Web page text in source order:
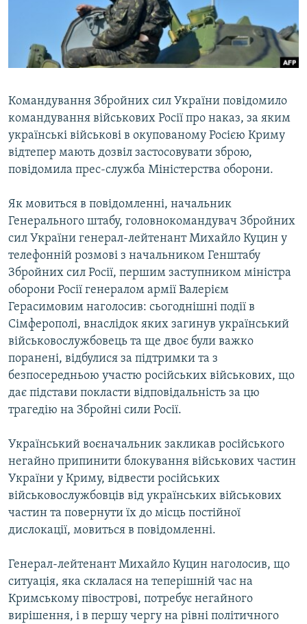
ВІДЕОУРОКИ «ELIFBE»
СВІДЧЕННЯ ОКУПАЦІЇ
УКРАЇНСЬКА ПРОБЛЕМА КРИМУ
Qırımtatar
Усі сайти RFE/RL
Командування Збройних сил України повідомило
командування військових Росії про наказ, за яким
українські військові в окупованому Росією Криму
відтепер мають дозвіл застосовувати зброю,
повідомила прес-служба Міністерства оборони.
Як мовиться в повідомленні, начальник
Генерального штабу, головнокомандувач Збройних
сил України генерал-лейтенант Михайло Куцин у
телефонній розмові з начальником Генштабу
Збройних сил Росії, першим заступником міністра
оборони Росії генералом армії Валерієм
Герасимовим наголосив: сьогоднішні події в
Сімферополі, внаслідок яких загинув український
військовослужбовець та ще двоє були важко
поранені, відбулися за підтримки та з
безпосередньою участю російських військових, що
дає підстави покласти відповідальність за цю
трагедію на Збройні сили Росії.
Український воєначальник закликав російського
негайно припинити блокування військових частин
України у Криму, відвести російських
військовослужбовців від українських військових
частин та повернути їх до місць постійної
дислокації, мовиться в повідомленні.
Генерал-лейтенант Михайло Куцин наголосив, що
ситуація, яка склалася на теперішній час на
Кримському півострові, потребує негайного
вирішення, і в першу чергу на рівні політичного